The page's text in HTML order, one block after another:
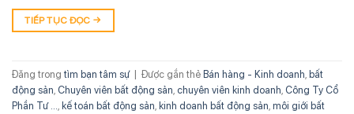
TIẾP TỤC ĐỌC →
Đăng trong tìm bạn tâm sự | Được gắn thẻ Bán hàng - Kinh doanh bất
động sản Chuyên viên bất động sản chuyên viên kinh doanh Công Ty Cổ
Phần Tư ...
kế toán bất động sản kinh doanh bất động sản môi giới bất